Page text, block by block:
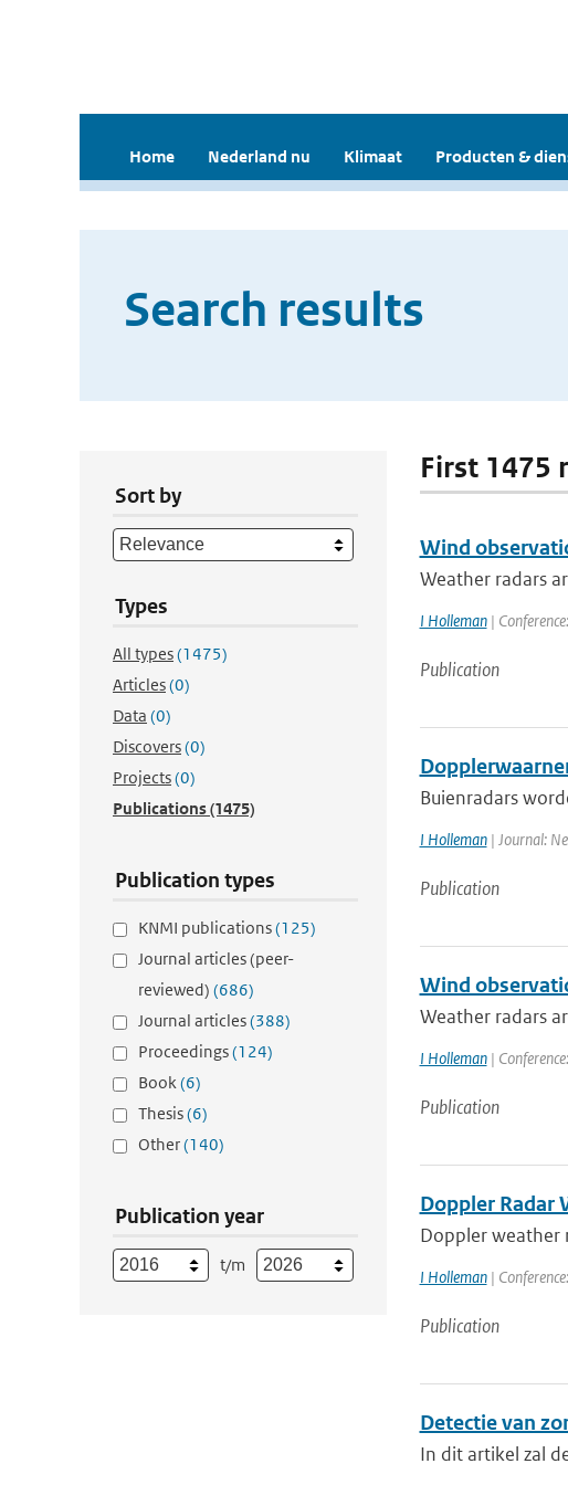
Home Nederland nu Klimaat Producten &
Search results
Sort by
Types
All types(1475)
Articles(0)
Data (0)
Discovers(0)
Projects(0)
Publications(1475)
Publication types
KNMI publications(125)
Journal articles (peer-
reviewed) (686)
Journal articles(388)
Proceedings(124)
Book(6)
Thesis(6)
Other(140)
Publication year
t/m
First 1475
Wind
Weather radars
I Holleman|
Publication
Buienradars
I Holleman| Journal:
Publication
Wind
Weather radars
I Holleman|
Publication
Doppler Radar
Doppler weather
I Holleman|
Publication
Detectie van
In dit artikel zal